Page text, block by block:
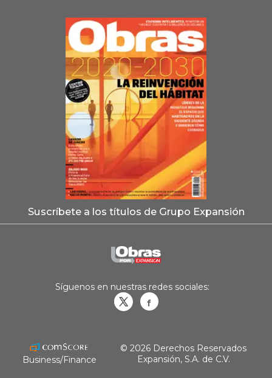
Suscríbete a los títulos de Grupo Expansión
Síguenos en nuestras redes sociales:
Business/Finance
© 2026 Derechos Reservados
Expansión, S.A. de C.V.